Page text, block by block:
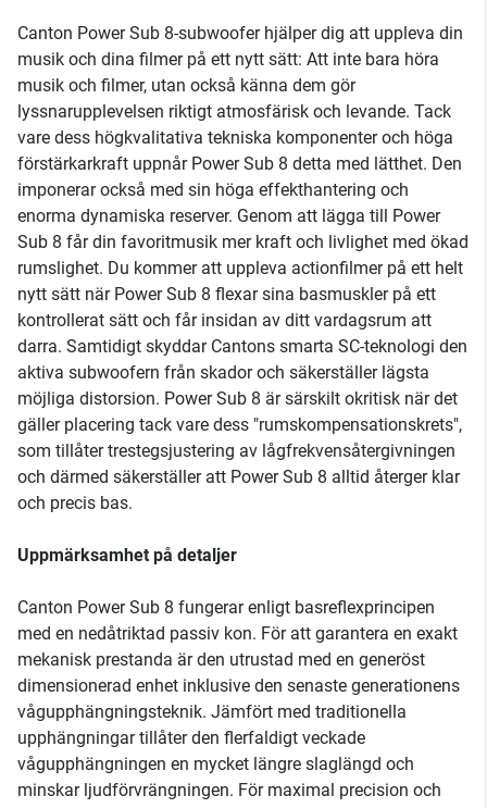
Canton Power Sub 8-subwoofer hjälper dig att uppleva din
musik och dina filmer på ett nytt sätt: Att inte bara höra
musik och filmer, utan också känna dem gör
lyssnarupplevelsen riktigt atmosfärisk och levande. Tack
vare dess högkvalitativa tekniska komponenter och höga
förstärkarkraft uppnår Power Sub 8 detta med lätthet. Den
imponerar också med sin höga effekthantering och
enorma dynamiska reserver. Genom att lägga till Power
Sub 8 får din favoritmusik mer kraft och livlighet med ökad
rumslighet. Du kommer att uppleva actionfilmer på ett helt
nytt sätt när Power Sub 8 flexar sina basmuskler på ett
kontrollerat sätt och får insidan av ditt vardagsrum att
darra. Samtidigt skyddar Cantons smarta SC-teknologi den
aktiva subwoofern från skador och säkerställer lägsta
möjliga distorsion. Power Sub 8 är särskilt okritisk när det
gäller placering tack vare dess "rumskompensationskrets",
som tillåter trestegsjustering av lågfrekvensåtergivningen
och därmed säkerställer att Power Sub 8 alltid återger klar
och precis bas.
Uppmärksamhet på detaljer
Canton Power Sub 8 fungerar enligt basreflexprincipen
med en nedåtriktad passiv kon. För att garantera en exakt
mekanisk prestanda är den utrustad med en generöst
dimensionerad enhet inklusive den senaste generationens
vågupphängningsteknik. Jämfört med traditionella
upphängningar tillåter den flerfaldigt veckade
vågupphängningen en mycket längre slaglängd och
minskar ljudförvrängningen. För maximal precision och